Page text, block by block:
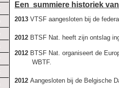
Een summiere historiek
2013 VTSF aangesloten bij de
2012 BTSF Nat. heeft zijn ontslag
2012 BTSF Nat. organiseert de
WBTF.
2012 Aangesloten bij de Belgische